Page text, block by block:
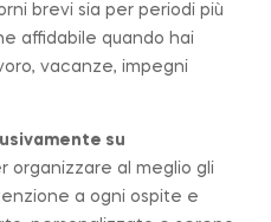
brevi sia per periodi più
affidabile quando hai
vacanze, impegni
su
organizzare al meglio gli
a ogni ospite e